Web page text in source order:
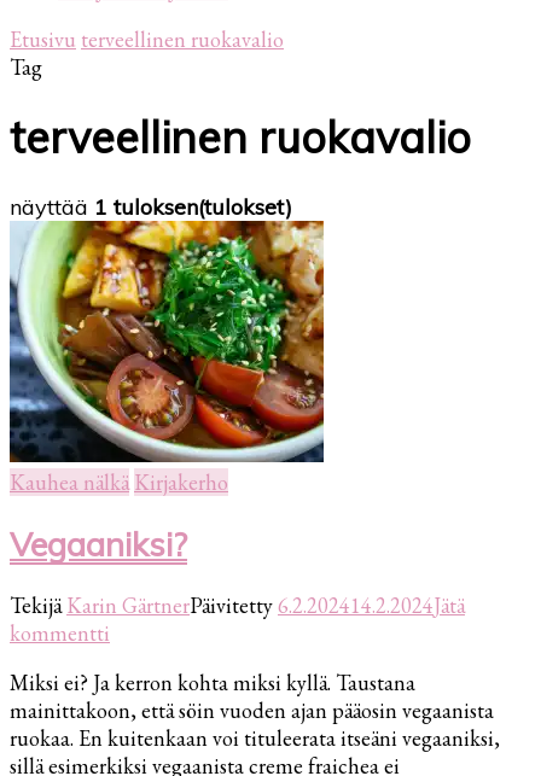
Etusivu terveellinen ruokavalio
Tag
terveellinen ruokavalio
näyttää 1 tuloksen(tulokset)
Kauhea nälkä Kirjakerho
Vegaaniksi?
TekijäKarin GärtnerPäivitetty6.2.202414.2.2024Jätä
kommentti
Miksi ei? Ja kerron kohta miksi kyllä. Taustana
mainittakoon, että söin vuoden ajan pääosin vegaanista
ruokaa. En kuitenkaan voi tituleerata itseäni vegaaniksi,
sillä esimerkiksi vegaanista creme fraichea ei